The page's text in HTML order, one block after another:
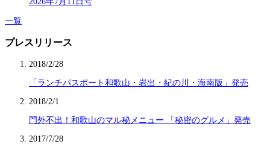
一覧
プレスリリース
2018/2/28
「ランチパスポート和歌山・岩出・紀の川・海南版」発売
2018/2/1
門外不出！和歌山のマル秘メニュー 「秘密のグルメ」発売
2017/7/28